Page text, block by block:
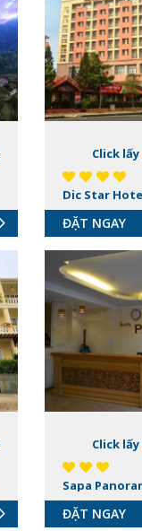
Click
Dic Star
ĐẶT NGAY
Click
Sapa
ĐẶT NGAY